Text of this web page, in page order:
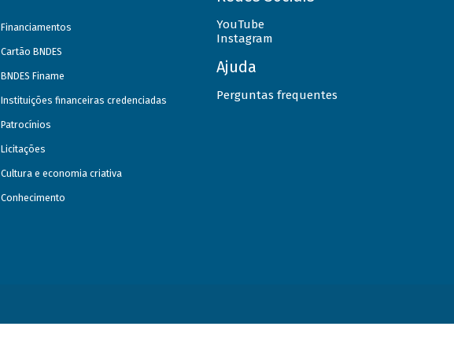
Financiamentos
Cartão BNDES
BNDES Finame
Instituições financeiras credenciadas
Patrocínios
Licitações
Cultura e economia criativa
Conhecimento
YouTube
Instagram
Ajuda
Perguntas frequentes